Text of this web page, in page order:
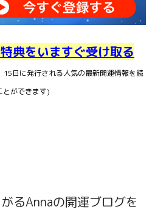
典をいますぐ受け取る
日に発行される人気の最新開運情報を読
とができます)
るAnnaの開運ブログを